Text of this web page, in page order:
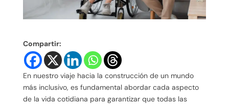
Compartir:
En nuestro viaje hacia la construcción de un mundo
más inclusivo, es fundamental abordar cada aspecto
de la vida cotidiana para garantizar que todas las